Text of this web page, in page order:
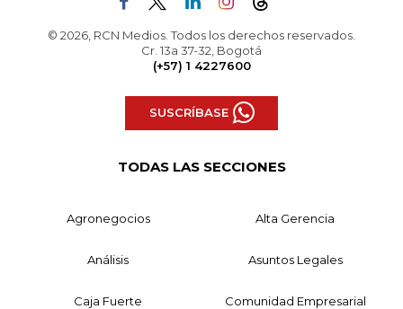
© 2026, RCN Medios. Todos los derechos reservados.
Cr. 13a 37-32, Bogotá
(+57) 1 4227600
SUSCRÍBASE
TODAS LAS SECCIONES
Agronegocios Alta Gerencia
Análisis Asuntos Legales
Caja Fuerte Comunidad Empresarial